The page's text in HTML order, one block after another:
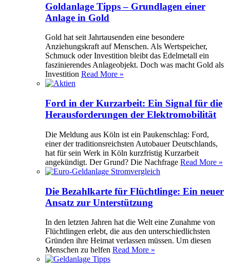
Goldanlage Tipps – Grundlagen einer
Anlage in Gold
Gold hat seit Jahrtausenden eine besondere
Anziehungskraft auf Menschen. Als Wertspeicher,
Schmuck oder Investition bleibt das Edelmetall ein
faszinierendes Anlageobjekt. Doch was macht Gold als
Investition Read More »
Ford in der Kurzarbeit: Ein Signal für die
Herausforderungen der Elektromobilität
Die Meldung aus Köln ist ein Paukenschlag: Ford,
einer der traditionsreichsten Autobauer Deutschlands,
hat für sein Werk in Köln kurzfristig Kurzarbeit
angekündigt. Der Grund? Die Nachfrage Read More »
Die Bezahlkarte für Flüchtlinge: Ein neuer
Ansatz zur Unterstützung
In den letzten Jahren hat die Welt eine Zunahme von
Flüchtlingen erlebt, die aus den unterschiedlichsten
Gründen ihre Heimat verlassen müssen. Um diesen
Menschen zu helfen Read More »